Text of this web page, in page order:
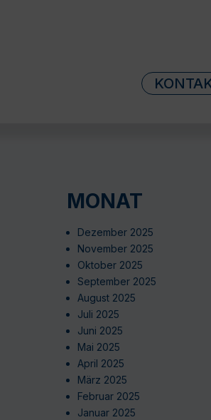
MONAT
Dezember 2025
November 2025
Oktober 2025
September 2025
August 2025
Juli 2025
Juni 2025
Mai 2025
April 2025
März 2025
Februar 2025
Januar 2025